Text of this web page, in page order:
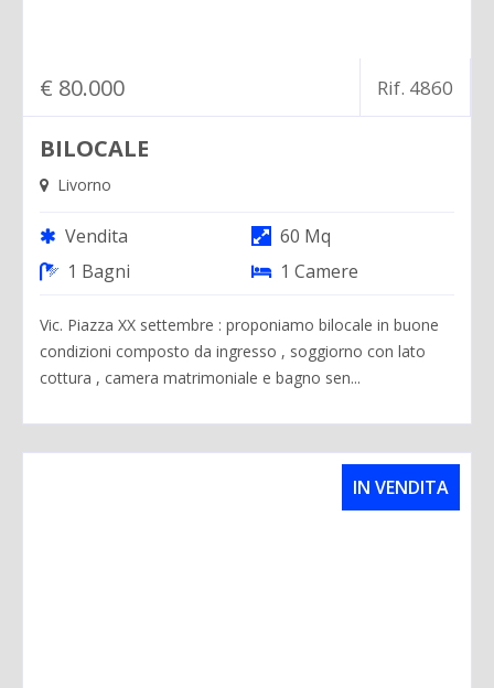
€ 80.000 Rif. 4860
BILOCALE
Livorno
Vendita
60 Mq
1 Bagni
1 Camere
Vic. Piazza XX settembre : proponiamo bilocale in buone
condizioni composto da ingresso , soggiorno con lato
cottura , camera matrimoniale e bagno sen...
IN VENDITA